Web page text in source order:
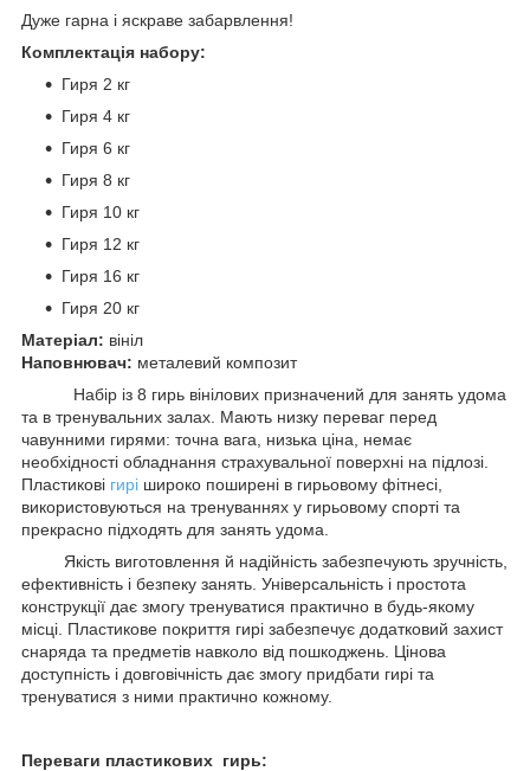
Дуже гарна і яскраве забарвлення!
Комплектація набору:
Гиря 2 кг
Гиря 4 кг
Гиря 6 кг
Гиря 8 кг
Гиря 10 кг
Гиря 12 кг
Гиря 16 кг
Гиря 20 кг
Матеріал: вініл
Наповнювач: металевий композит
Набір із 8 гирь вінілових призначений для занять удома
та в тренувальних залах. Мають низку переваг перед
чавунними гирями: точна вага, низька ціна, немає
необхідності обладнання страхувальної поверхні на підлозі.
Пластикові гирі широко поширені в гирьовому фітнесі,
використовуються на тренуваннях у гирьовому спорті та
прекрасно підходять для занять удома.
Якість виготовлення й надійність забезпечують зручність,
ефективність і безпеку занять. Універсальність і простота
конструкції дає змогу тренуватися практично в будь-якому
місці. Пластикове покриття гирі забезпечує додатковий захист
снаряда та предметів навколо від пошкоджень. Цінова
доступність і довговічність дає змогу придбати гирі та
тренуватися з ними практично кожному.
Переваги пластикових гирь: